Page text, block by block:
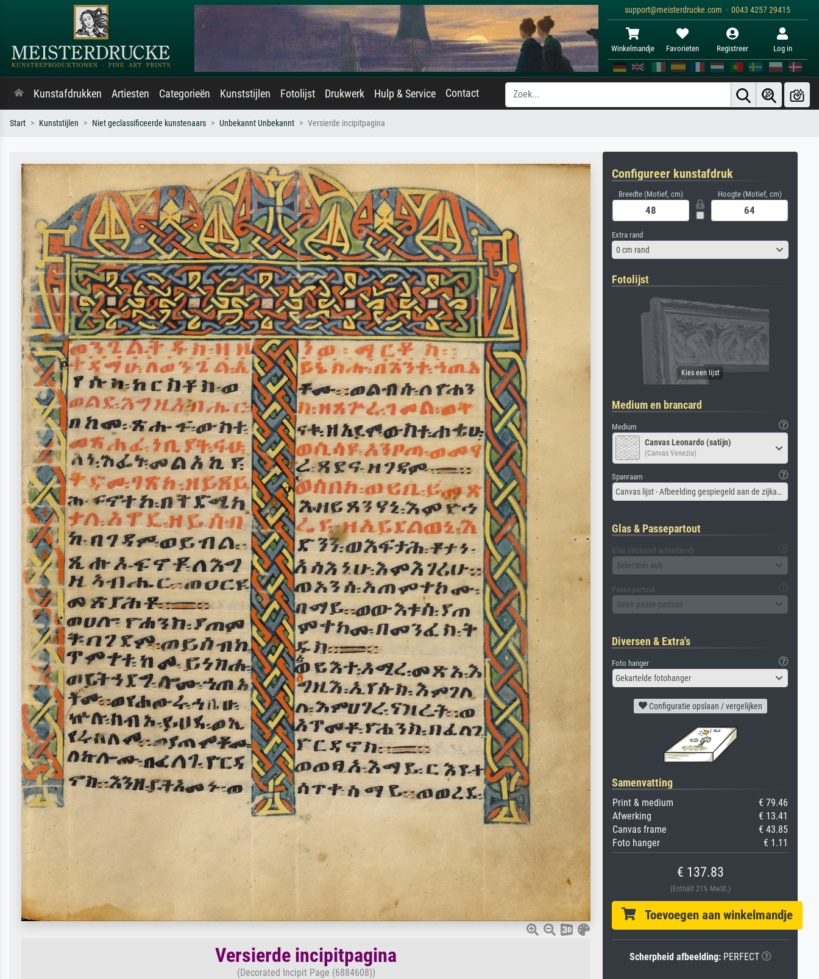
support@meisterdrucke.com · 0043 4257 29415
Winkelmandje Favorieten Registreer Log in
Kunstafdrukken Artiesten Categorieën Kunststijlen Fotolijst Drukwerk Hulp & Service Contact
Start Kunststijlen Niet geclassificeerde kunstenaars Unbekannt Unbekannt Versierde incipitpagina
Versierde incipitpagina
(Decorated Incipit Page (6884608))
Configureer kunstafdruk
Breedte (Motief, cm) Hoogte (Motief, cm)
Extra rand
0 cm rand
Fotolijst
Medium en brancard
Medium
Canvas Leonardo (satijn)
(Canvas Venezia)
Spanraam
Canvas lijst - Afbeelding gespiegeld aan de zijkant
Glas & Passepartout
Glas (inclusief achterbord)
Selecteer aub
Passe-partout
Geen passe-partout
Diversen & Extra's
Foto hanger
Gekartelde fotohanger
Configuratie opslaan / vergelijken
Samenvatting
Print & medium
€ 79.46
Afwerking
€ 13.41
Canvas frame
€ 43.85
Foto hanger
€ 1.11
€ 137.83
(Enthält 21% MwSt.)
Toevoegen aan winkelmandje
Scherpheid afbeelding:PERFECT